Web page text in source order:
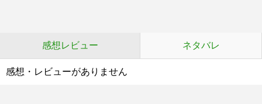
感想レビュー ネタバレ
感想・レビューがありません